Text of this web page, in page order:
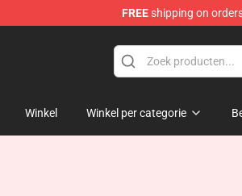
FREEshipping on
Winkel Winkel per categorie